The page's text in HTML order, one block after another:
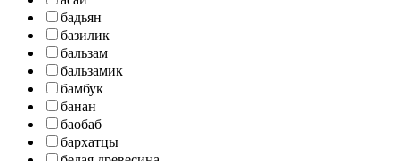
бадьян
базилик
бальзам
бальзамик
бамбук
банан
баобаб
бархатцы